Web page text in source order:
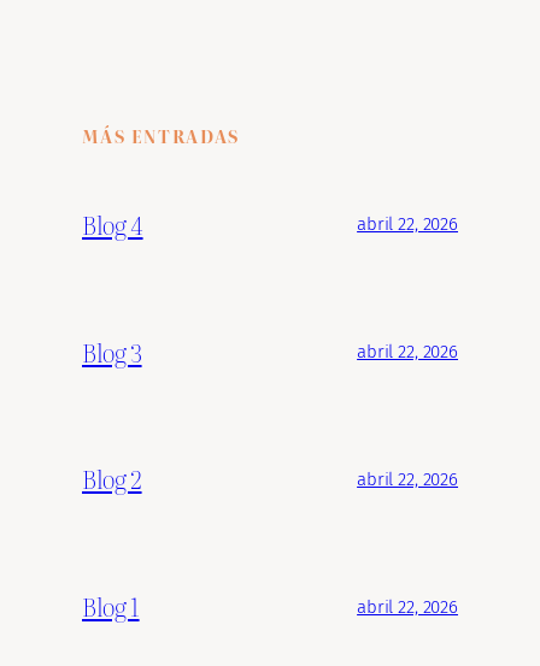
MÁS ENTRADAS
Blog 4 abril 22, 2026
Blog 3 abril 22, 2026
Blog 2 abril 22, 2026
Blog 1 abril 22, 2026